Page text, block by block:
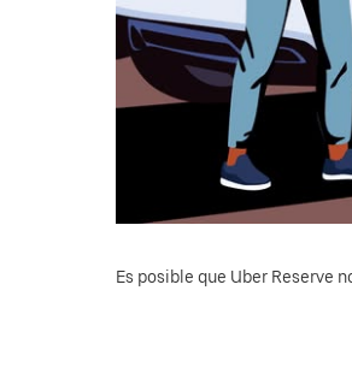
Es posible que Uber Reserve